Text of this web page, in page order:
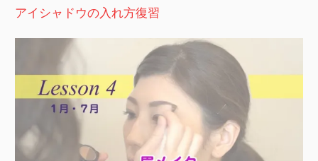
アイシャドウの入れ方復習